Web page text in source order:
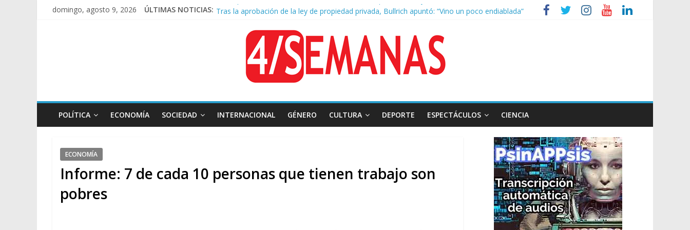
domingo, agosto 9, 2026 ÚLTIMAS NOTICIAS: Tras la aprobación de la ley de propiedad privada, Bullrich apuntó: “Vino un poco endiablada”
Causa AFA: el juez Amarante calificó de “ficción judicial” el traslado del expediente a Campana
A pocas cuadras de La Bombonera chocaron un tren y un colectivo: siete heridos
Día de San Cayetano: masiva marcha a Plaza de Mayo de sindicatos y organizaciones sociales
POLÍTICA ECONOMÍA SOCIEDAD INTERNACIONAL GÉNERO CULTURA DEPORTE ESPECTÁCULOS CIENCIA
ECONOMÍA
Informe: 7 de cada 10 personas que tienen trabajo son
pobres